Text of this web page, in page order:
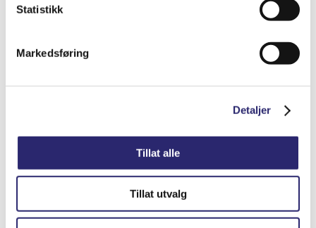
Statistikk
Markedsføring
Detaljer
Tillat alle
Tillat utvalg
Odyssey SAE Terminal Adapter
kr349.00 (ex mva:kr279.20)